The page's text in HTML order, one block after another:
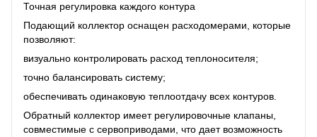
Точная регулировка каждого контура
Подающий коллектор оснащен расходомерами, которые
позволяют:
визуально контролировать расход теплоносителя;
точно балансировать систему;
обеспечивать одинаковую теплоотдачу всех контуров.
Обратный коллектор имеет регулировочные клапаны,
совместимые с сервоприводами, что дает возможность